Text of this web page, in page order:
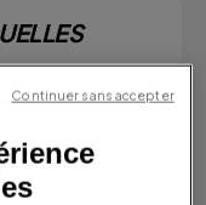
Continuer sans accepter